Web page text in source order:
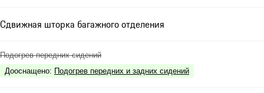
Сдвижная шторка багажного отделения
Подогрев передних сидений
Дооснащено: Подогрев передних и задних сидений